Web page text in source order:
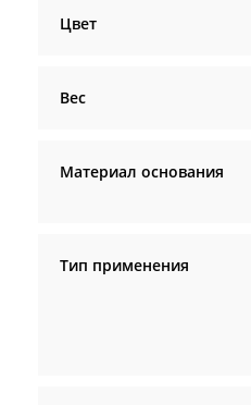
Цвет
Вес
Материал основания
Тип применения